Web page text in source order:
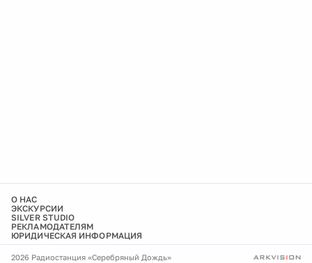
О НАС
ЭКСКУРСИИ
SILVER STUDIO
РЕКЛАМОДАТЕЛЯМ
ЮРИДИЧЕСКАЯ ИНФОРМАЦИЯ
2026 Радиостанция «Серебряный Дождь»